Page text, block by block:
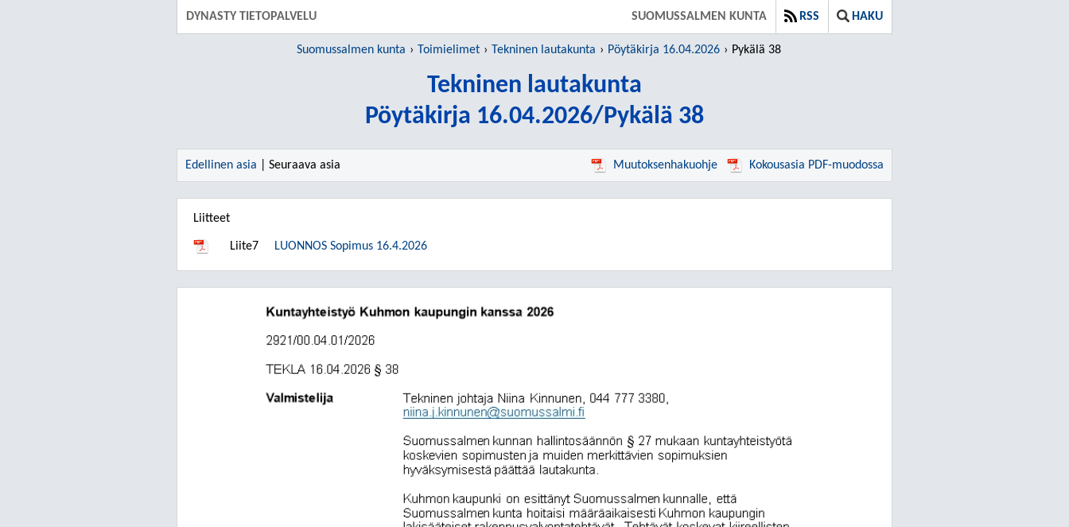
DYNASTY TIETOPALVELU SUOMUSSALMEN KUNTA RSS HAKU
Suomussalmen kunta Toimielimet Tekninen lautakunta Pöytäkirja 16.04.2026 Pykälä 38
Tekninen lautakunta
Pöytäkirja 16.04.2026/Pykälä 38
Edellinen asia | Seuraava asia Muutoksenhakuohje Kokousasia PDF-muodossa
Liitteet
Liite7 LUONNOS Sopimus 16.4.2026